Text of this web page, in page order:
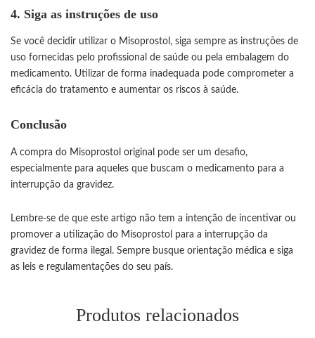
4. Siga as instruções de uso
Se você decidir utilizar o Misoprostol, siga sempre as instruções de
uso fornecidas pelo profissional de saúde ou pela embalagem do
medicamento. Utilizar de forma inadequada pode comprometer a
eficácia do tratamento e aumentar os riscos à saúde.
Conclusão
A compra do Misoprostol original pode ser um desafio,
especialmente para aqueles que buscam o medicamento para a
interrupção da gravidez.
Lembre-se de que este artigo não tem a intenção de incentivar ou
promover a utilização do Misoprostol para a interrupção da
gravidez de forma ilegal. Sempre busque orientação médica e siga
as leis e regulamentações do seu país.
Produtos relacionados